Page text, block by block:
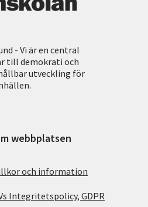
- Vi är en central
till demokrati och
utveckling för
webbplatsen
och information
Integritetspolicy, GDPR